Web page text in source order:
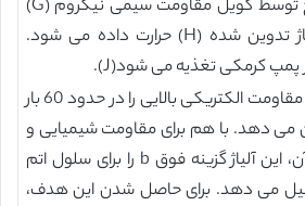
شود. این موئین از خارج توسط کویل مقاومت سیمی نیکروم (G)
مرتبط با عرضه برق ولتاژ تدوین شده (H) حرارت داده می شود.
استیل ضد زنگ (304L) مقاومت الکتریکی بالایی را در حدود 60 بار
مس 0.72 نشان می دهد. با هم برای مقاومت شیمیایی و
حرارتی، مکانیکی بالای آن، این آلیاژ گزینه فوق b را برای سلول اتم
می دهد. برای حاصل شدن این هدف،